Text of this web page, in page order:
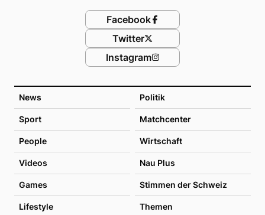
News Politik
Sport Matchcenter
People Wirtschaft
Videos Nau Plus
Games Stimmen der Schweiz
Lifestyle Themen
Facebook
Twitter
Instagram